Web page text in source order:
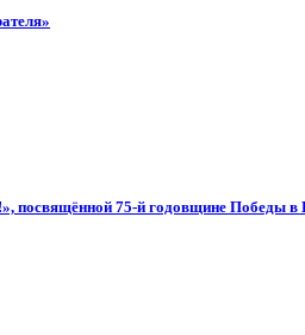
посвящённой 75-й годовщине Победы в